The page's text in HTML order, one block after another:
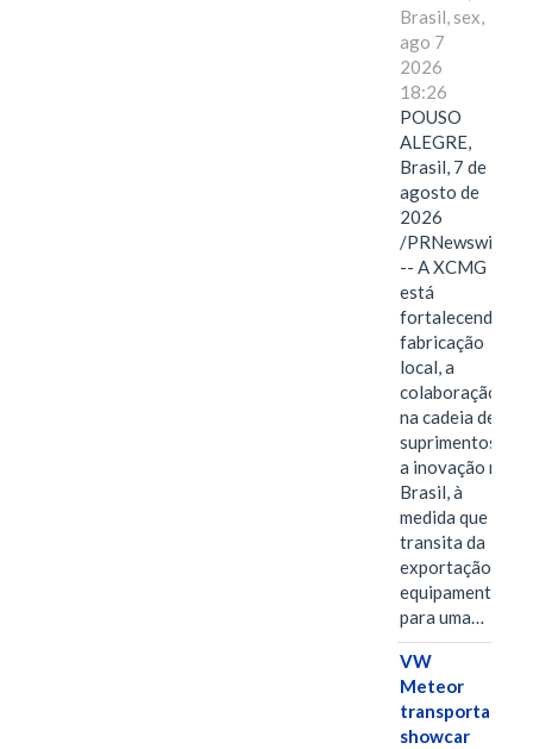
Brasil, sex,
ago 7
2026
18:26
POUSO
ALEGRE,
Brasil, 7 de
agosto de
2026
/PRNewswire/
-- A XCMG
está
fortalecendo a
fabricação
local, a
colaboração
na cadeia de
suprimentos e
a inovação no
Brasil, à
medida que
transita da
exportação de
equipamentos
para uma…
VW
Meteor
transporta
showcar